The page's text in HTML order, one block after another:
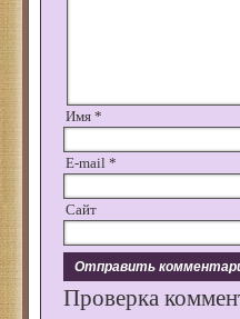
Имя *
E-mail *
Сайт
Проверка